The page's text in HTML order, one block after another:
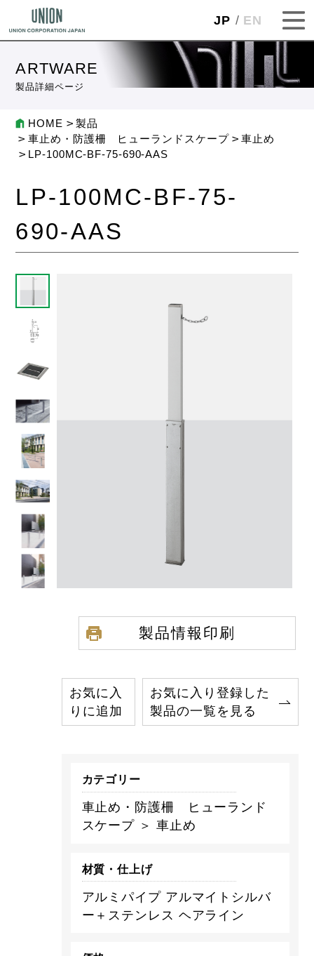
JP EN
ARTWARE
製品詳細ページ
HOME
製品
車止め・防護柵 ヒューランドスケープ
車止め
LP-100MC-BF-75-690-AAS
LP-100MC-BF-75-
690-AAS
製品情報印刷
お気に入
りに追加
お気に入り登録した
製品の一覧を見る
カテゴリー
車止め・防護柵 ヒューランド
スケープ ＞ 車止め
材質・仕上げ
アルミパイプ アルマイトシルバ
ー＋ステンレス ヘアライン